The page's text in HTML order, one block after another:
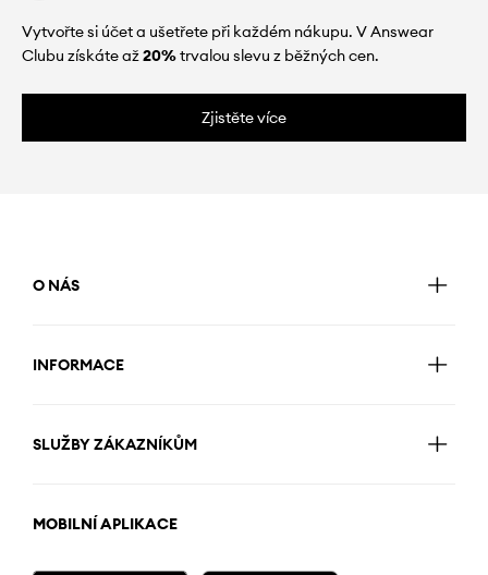
Vytvořte si účet a ušetřete při každém nákupu. V Answear
Clubu získáte až20%trvalou slevu z běžných cen.
Zjistěte více
O NÁS
INFORMACE
SLUŽBY ZÁKAZNÍKŮM
MOBILNÍ APLIKACE